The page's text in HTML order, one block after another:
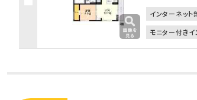
インターネット
モニター付き